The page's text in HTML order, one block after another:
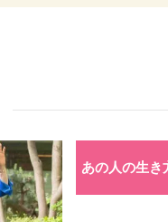
あの人の生き